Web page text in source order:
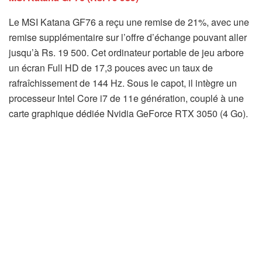
Le MSI Katana GF76 a reçu une remise de 21%, avec une
remise supplémentaire sur l’offre d’échange pouvant aller
jusqu’à Rs. 19 500. Cet ordinateur portable de jeu arbore
un écran Full HD de 17,3 pouces avec un taux de
rafraîchissement de 144 Hz. Sous le capot, il intègre un
processeur Intel Core i7 de 11e génération, couplé à une
carte graphique dédiée Nvidia GeForce RTX 3050 (4 Go).